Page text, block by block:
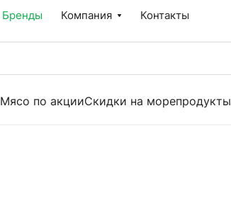
Бренды Компания Контакты
Мясо по акцииСкидки на морепродукты